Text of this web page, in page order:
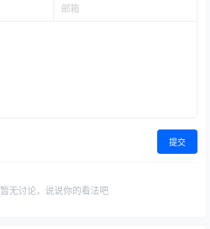
提交
暂无讨论，说说你的看法吧